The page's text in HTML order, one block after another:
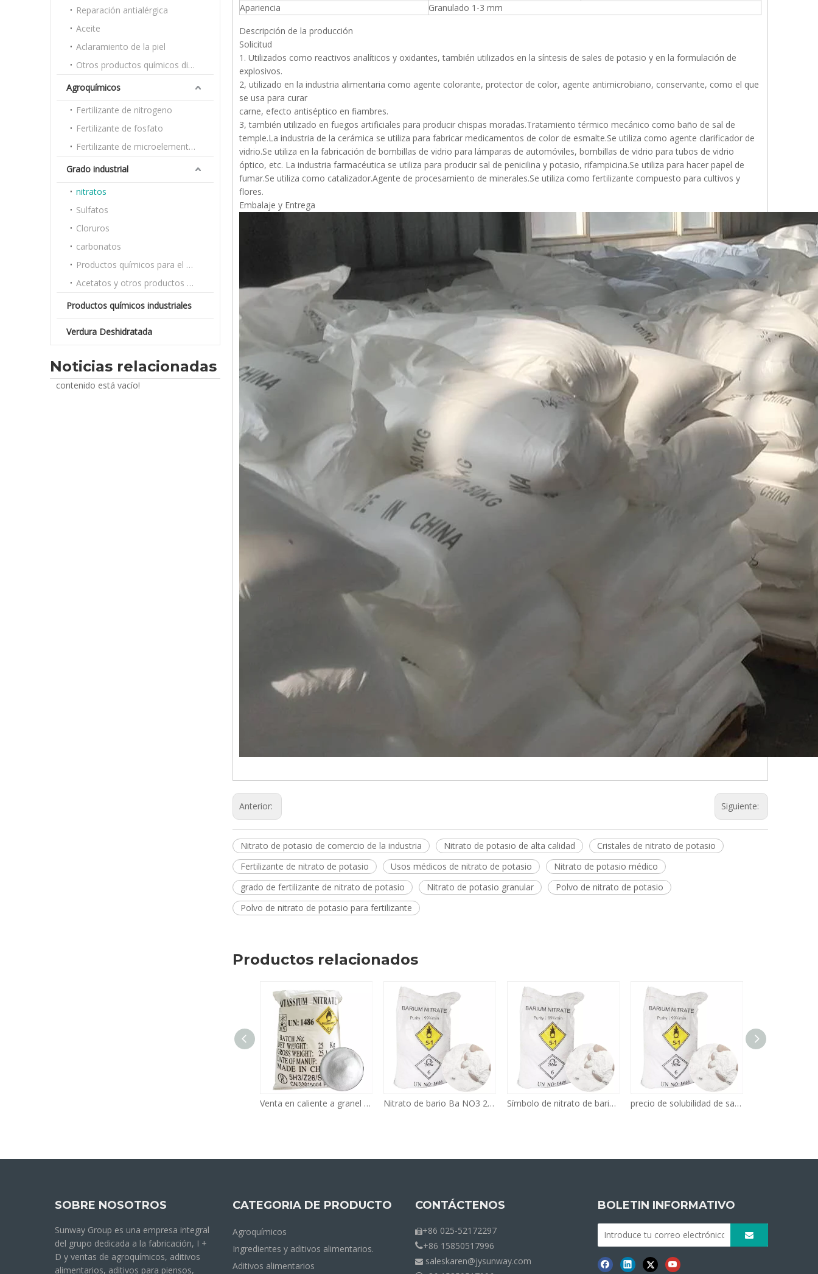
Reparación antialérgica
Aceite
Aclaramiento de la piel
Otros productos químicos diarios
Agroquímicos
Fertilizante de nitrogeno
Fertilizante de fosfato
Fertilizante de microelementos
Grado industrial
nitratos
Sulfatos
Cloruros
carbonatos
Productos químicos para el tratamiento del agua
Acetatos y otros productos químicos a granel
Productos químicos industriales
Verdura Deshidratada
Noticias relacionadas
contenido está vacío!
Apariencia
Granulado 1-3 mm
Descripción de la producción
Solicitud
1. Utilizados como reactivos analíticos y oxidantes, también utilizados en la síntesis de sales de potasio y en la formulación de
explosivos.
2, utilizado en la industria alimentaria como agente colorante, protector de color, agente antimicrobiano, conservante, como el que
se usa para curar
carne, efecto antiséptico en fiambres.
3, también utilizado en fuegos artificiales para producir chispas moradas.Tratamiento térmico mecánico como baño de sal de
temple.La industria de la cerámica se utiliza para fabricar medicamentos de color de esmalte.Se utiliza como agente clarificador de
vidrio.Se utiliza en la fabricación de bombillas de vidrio para lámparas de automóviles, bombillas de vidrio para tubos de vidrio
óptico, etc. La industria farmacéutica se utiliza para producir sal de penicilina y potasio, rifampicina.Se utiliza para hacer papel de
fumar.Se utiliza como catalizador.Agente de procesamiento de minerales.Se utiliza como fertilizante compuesto para cultivos y
flores.
Embalaje y Entrega
Anterior: Siguiente:
Nitrato de potasio de comercio de la industria Nitrato de potasio de alta calidad
Cristales de nitrato de potasio
Fertilizante de nitrato de potasio
Usos médicos de nitrato de potasio
Nitrato de potasio médico
grado de fertilizante de nitrato de potasio
Nitrato de potasio granular
Polvo de nitrato de potasio
Polvo de nitrato de potasio para fertilizante
Productos relacionados
Venta en caliente a granel grado industrial de grado agrícola usos de nitrato de potasio en usos agrícolas en medicina Nitrato de bario Ba NO3 2 Polvo de alta pureza Cas No 10022-31-8 fabricante mejor precio nitrato de bario para la venta en agua Símbolo de nitrato de bario de nitrato de bario de alta calidad y grado tecnológico soluble en agua precio de solubilidad de sal de nitrato de bario anhidro fuerte al 99%
SOBRE NOSOTROS
Sunway Group es una empresa integral
del grupo dedicada a la fabricación, I +
D y ventas de agroquímicos, aditivos
alimentarios, aditivos para piensos,
CATEGORIA DE PRODUCTO
Agroquímicos
Ingredientes y aditivos alimentarios.
Aditivos alimentarios
CONTÁCTENOS
+86 025-52172297
+86 15850517996
 saleskaren@jysunway.com
BOLETIN INFORMATIVO